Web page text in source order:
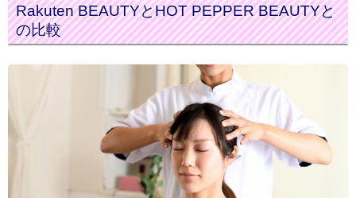
Rakuten BEAUTYとHOT PEPPER BEAUTYと
の比較